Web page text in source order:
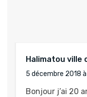
Halimatou ville
5 décembre 2018
Bonjour j’ai 20